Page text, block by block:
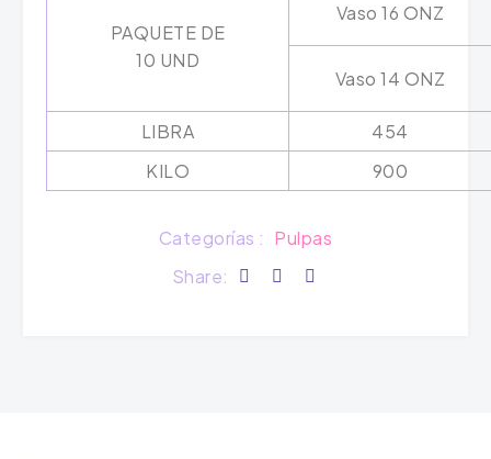
PAQUETE DE
10 UND
Vaso 16 ONZ
Vaso 14 ONZ
LIBRA
454
KILO
900
Categorías : Pulpas
Share: